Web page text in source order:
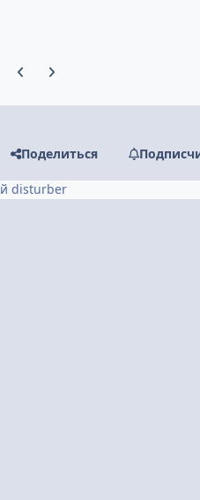
Предыдущий слайд карусели
Следующий слайд карусели
Поделиться
disturber